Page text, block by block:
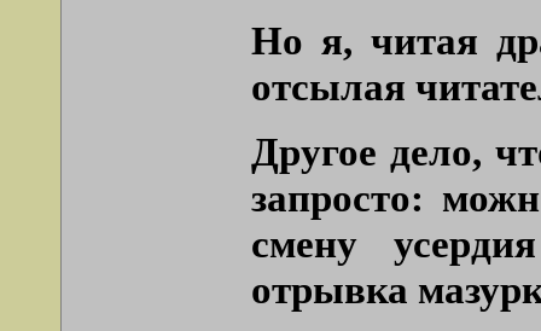
Но я, читая
отсылая
Другое дело,
запросто:
смену
отрывка